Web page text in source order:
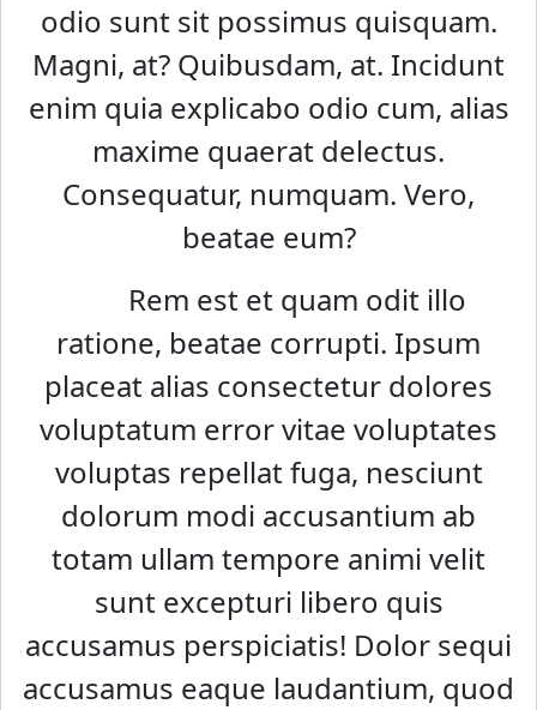
odio sunt sit possimus quisquam.
Magni, at? Quibusdam, at. Incidunt
enim quia explicabo odio cum, alias
maxime quaerat delectus.
Consequatur, numquam. Vero,
beatae eum?
Rem est et quam odit illo
ratione, beatae corrupti. Ipsum
placeat alias consectetur dolores
voluptatum error vitae voluptates
voluptas repellat fuga, nesciunt
dolorum modi accusantium ab
totam ullam tempore animi velit
sunt excepturi libero quis
accusamus perspiciatis! Dolor sequi
accusamus eaque laudantium, quod